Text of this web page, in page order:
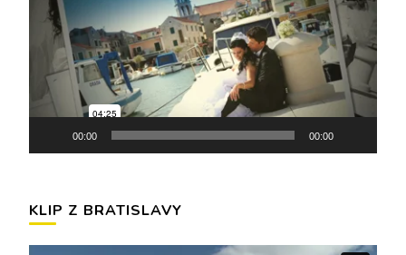
00:00 00:00
KLIP Z BRATISLAVY